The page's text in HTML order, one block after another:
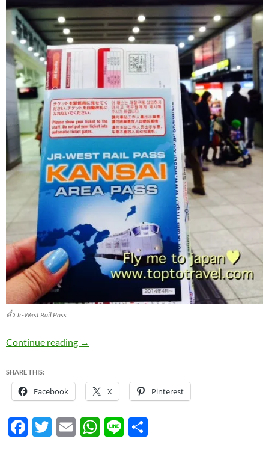
ตั๋ว Jr-West Rail Pass
Continue reading ใบไม้เปลี่ยนสี ที่นี่เกียวโต
→
SHARE THIS:
Facebook X Pinterest
F
T
E
W Li